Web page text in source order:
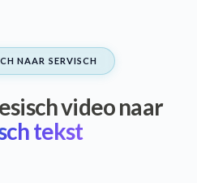
NAAR SERVISCH
video naar
tekst